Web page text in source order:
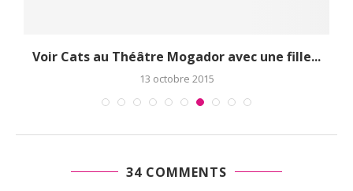
Voir Cats au Théâtre Mogador avec une fille...
13 octobre 2015
34 COMMENTS